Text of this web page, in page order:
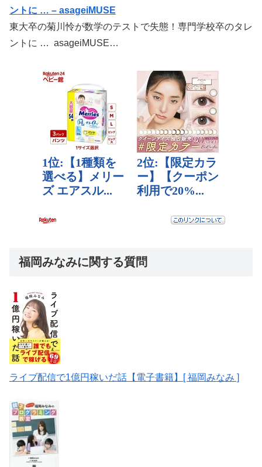
ントに … – asageiMUSE
東大卒の菊川怜が数学のテストで失態！専門学校卒のタレ
ントに … asageiMUSE…
福岡みなみに関する質問
ライブ配信で1億円稼いだ話【電子書籍】[ 福岡みなみ ]